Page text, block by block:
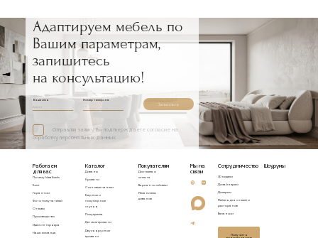
Адаптируем мебель по
Вашим параметрам,
запишитесь
на консультацию!
Ваше имя Номер телефона
Записаться
Отправляя заявку, Вы подтверждаете согласие на
обработку персональных данных
Работаем
для вас
Почему Idealbeds
Блог
Гарантии
Фото покупателей
Отзывы
Производство
Идеи интерьера
Наша команда
Каталог
Диваны
Кровати
Стеновые панели
Барные и
полубарные
стулья
Полукресла
Детские кровати
Двухъярусные
кровати
Покупателям
Доставка и
оплата
Варианты обивки
Механизмы
диванов
Мы на
связи
Сотрудничество
3D модели
Дизайнерам
Дилерам
Мебель для отелей и
ресторанов
Вакансии
Получить
Шоурумы